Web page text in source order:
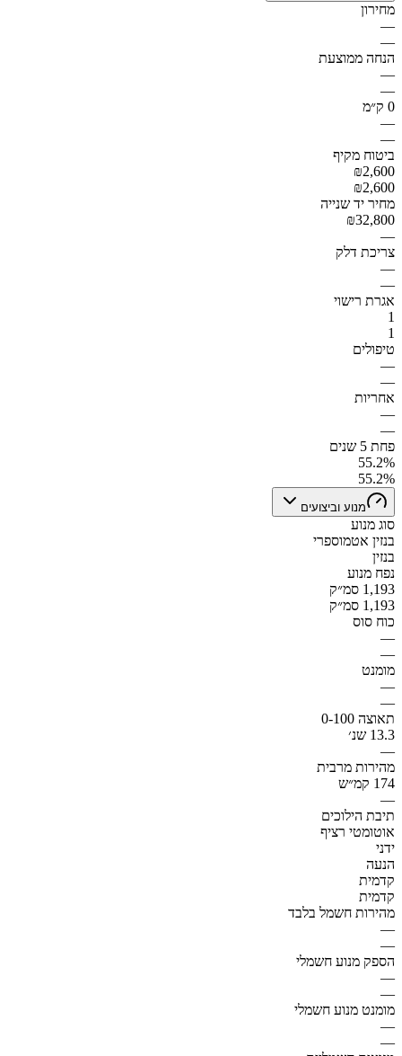
מחירון
—
—
הנחה ממוצעת
—
—
0 ק״מ
—
—
ביטוח מקיף
₪2,600
₪2,600
מחיר יד שנייה
₪32,800
—
צריכת דלק
—
—
אגרת רישוי
1
1
טיפולים
—
—
אחריות
—
—
פחת 5 שנים
55.2%
55.2%
מנוע וביצועים
סוג מנוע
בנזין אטמוספרי
בנזין
נפח מנוע
1,193 סמ״ק
1,193 סמ״ק
כוח סוס
—
—
מומנט
—
—
תאוצה 0-100
13.3 שנ׳
—
מהירות מרבית
174 קמ״ש
—
תיבת הילוכים
אוטומטי רציף
ידני
הנעה
קדמית
קדמית
מהירות חשמל בלבד
—
—
הספק מנוע חשמלי
—
—
מומנט מנוע חשמלי
—
—